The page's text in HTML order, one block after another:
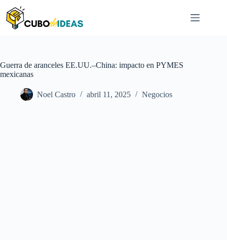
contenido
Guerra de aranceles EE.UU.–China: impacto en PYMES
mexicanas
Noel Castro abril 11, 2025 Negocios